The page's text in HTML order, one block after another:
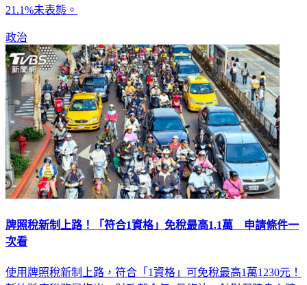
21.1%未表態。
政治
牌照稅新制上路！「符合1資格」免稅最高1.1萬 申請條件一
次看
使用牌照稅新制上路，符合「1資格」可免稅最高1萬1230元！